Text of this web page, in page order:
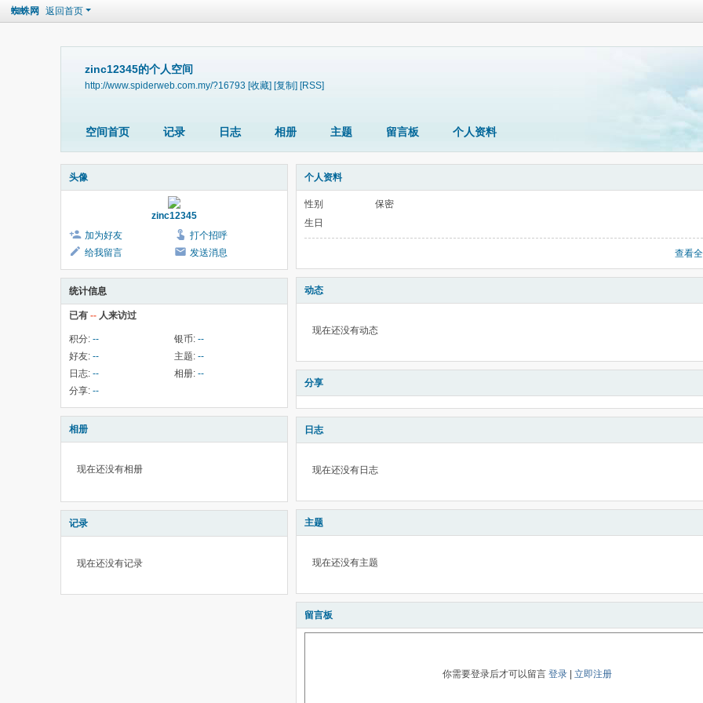
蜘蛛网 返回首页
zinc12345的个人空间
http://www.spiderweb.com.my/?16793 [收藏] [复制] [RSS]
空间首页 记录 日志 相册 主题 留言板 个人资料
头像
zinc12345
加为好友
打个招呼
给我留言
发送消息
统计信息
已有 -- 人来访过
积分: -- 银币: --
好友: -- 主题: --
日志: -- 相册: --
分享: --
相册
现在还没有相册
记录
现在还没有记录
个人资料
性别
保密
生日
查看
动态
现在还没有动态
分享
日志
现在还没有日志
主题
现在还没有主题
留言板
你需要登录后才可以留言 登录 立即注册